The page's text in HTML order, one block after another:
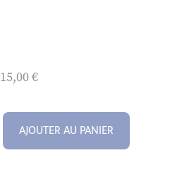
15,00€
AJOUTER AU PANIER